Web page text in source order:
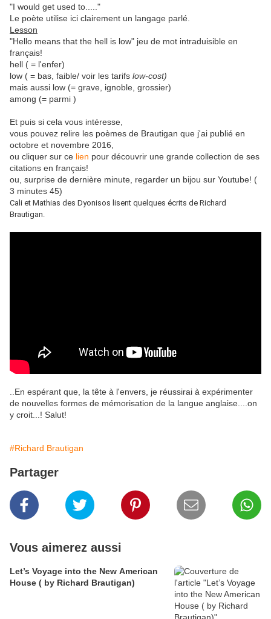
"I would get used to....."
Le poète utilise ici clairement un langage parlé.
Lesson
"Hello means that the hell is low" jeu de mot intraduisible en
français!
hell ( = l'enfer)
low ( = bas, faible/ voir les tarifs low-cost)
mais aussi low (= grave, ignoble, grossier)
among (= parmi )
Et puis si cela vous intéresse,
vous pouvez relire les poèmes de Brautigan que j'ai publié en
octobre et novembre 2016,
ou cliquer sur ce lien pour découvrir une grande collection de ses
citations en français!
ou, surprise de dernière minute, regarder un bijou sur Youtube! (
3 minutes 45)
Cali et Mathias des Dyonisos lisent quelques écrits de Richard
Brautigan.
..En espérant que, la tête à l'envers, je réussirai à expérimenter
de nouvelles formes de mémorisation de la langue anglaise....on
y croit...! Salut!
#Richard Brautigan
Partager
Vous aimerez aussi
Let’s Voyage into the New American
House ( by Richard Brautigan)